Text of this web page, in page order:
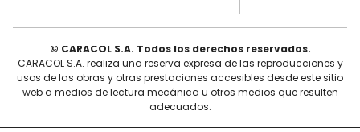
© CARACOL S.A. Todos los derechos reservados.
CARACOL S.A. realiza una reserva expresa de las reproducciones y
usos de las obras y otras prestaciones accesibles desde este sitio
web a medios de lectura mecánica u otros medios que resulten
adecuados.